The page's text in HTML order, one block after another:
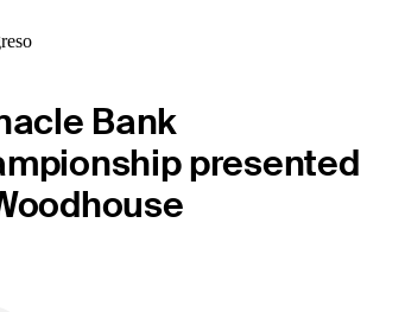
Bank
presented